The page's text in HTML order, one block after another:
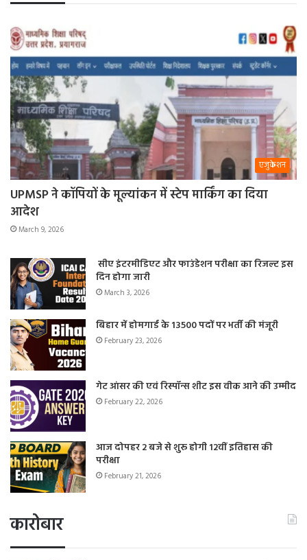
एजुकेशन
UPMSP ने कॉपियों के मूल्यांकन में स्टेप मार्किंग का दिया
आदेश
March 9, 2026
सीए इंटरमीडिएट और फाउंडेशन परीक्षा का रिजल्ट इस
दिन होगा जारी
March 3, 2026
बिहार में होमगार्ड के 13500 पदों पर भर्ती की मंजूरी
February 23, 2026
गेट आंसर की एवं रिस्पॉन्स शीट इस वीक आने की उम्मीद
February 22, 2026
आज दोपहर 2 बजे से शुरू होगी 12वीं इतिहास की
परीक्षा
February 21, 2026
कारोबार